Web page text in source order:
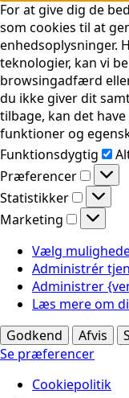
For at give dig de
som cookies til at
enhedsoplysninger.
teknologier, kan vi
browsingadfærd
du ikke giver dit
tilbage, kan det
funktioner og
Funktionsdygtig
Præferencer
Statistikker
Marketing
Vælg
Administrér
Administrer
Læs mere om
Godkend
Afvis
Se præferencer
Cookiepolitik